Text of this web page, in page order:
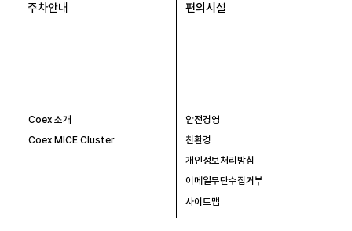
주차안내 편의시설
Coex 소개
Coex MICE Cluster
안전경영
친환경
개인정보처리방침
이메일무단수집거부
사이트맵